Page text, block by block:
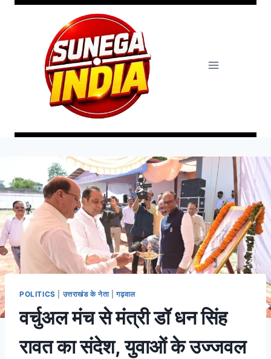
POLITICS उत्तराखंड के नेता|गढ़वाल
वर्चुअल मंच से मंत्री डॉ धन सिंह
रावत का संदेश, युवाओं के उज्जवल